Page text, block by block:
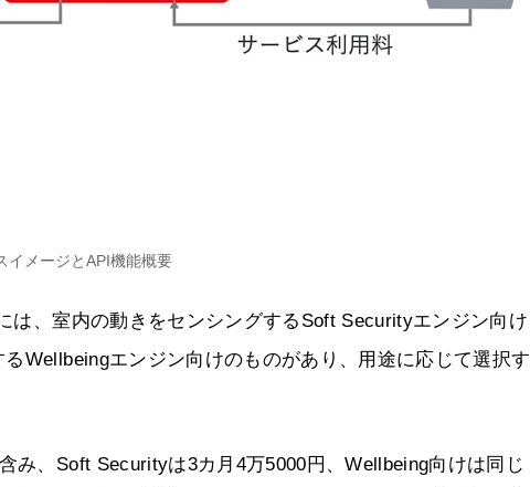
イメージとAPI機能概要
は、室内の動きをセンシングするSoft Securityエンジン向け
Wellbeingエンジン向けのものがあり、用途に応じて選択す
み、Soft Securityは3カ月4万5000円、Wellbeing向けは同じ